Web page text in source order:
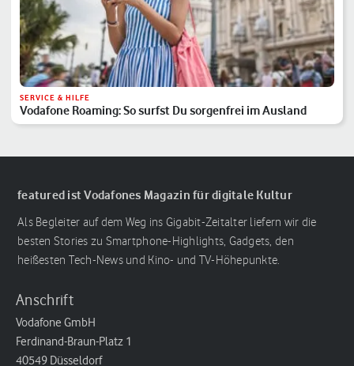
SERVICE & HILFE
Vodafone Roaming: So surfst Du sorgenfrei im Ausland
featured ist Vodafones Magazin für digitale Kultur
Als Begleiter auf dem Weg ins Gigabit-Zeitalter liefern wir die
besten Stories zu Smartphone-Highlights, Gadgets, den
heißesten Tech-News und Kino- und TV-Höhepunkte.
Anschrift
Vodafone GmbH
Ferdinand-Braun-Platz 1
40549 Düsseldorf